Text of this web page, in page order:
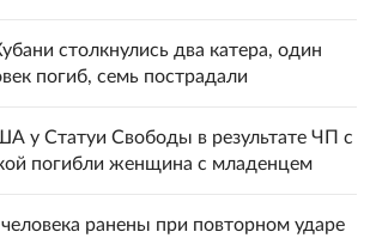
столкнулись два катера, один
погиб, семь пострадали
у Статуи Свободы в результате ЧП с
погибли женщина с младенцем
ранены при повторном ударе